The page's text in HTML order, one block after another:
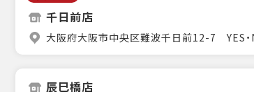
千日前店
大阪府大阪市中央区難波千日前12-7 YES
辰巳橋店